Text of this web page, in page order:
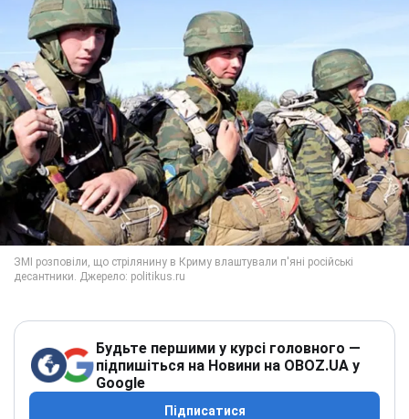
Будьте першими у курсі головного —
підпишіться на Новини на OBOZ.UA у
Google
Підписатися